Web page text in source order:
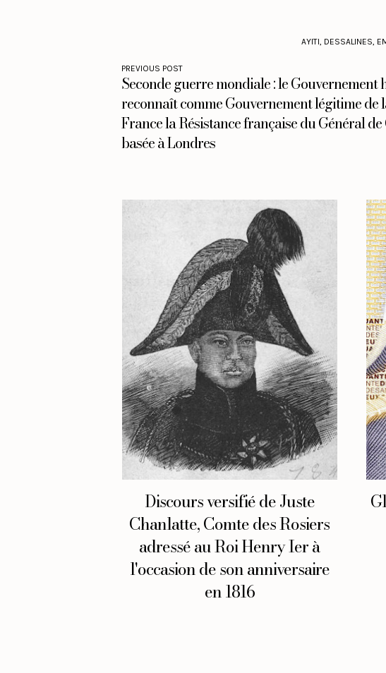
AYITI, DESSALINES,
PREVIOUS POST
Seconde guerre mondiale : le Gouvernement
reconnaît comme Gouvernement légitime de
France la Résistance française du Général
basée à Londres
Discours versifié de Juste
Chanlatte, Comte des Rosiers
adressé au Roi Henry Ier à
l'occasion de son anniversaire
en 1816